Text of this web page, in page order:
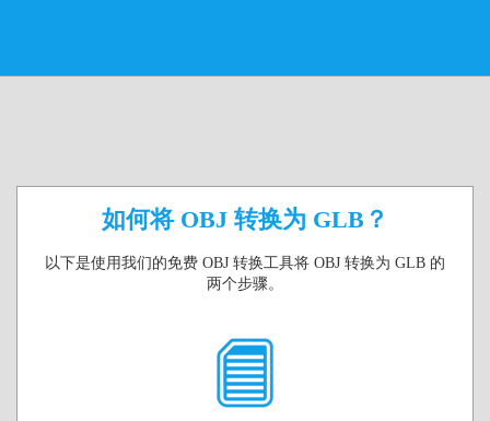
如何将 OBJ 转换为 GLB？
以下是使用我们的免费 OBJ 转换工具将 OBJ 转换为 GLB 的
两个步骤。